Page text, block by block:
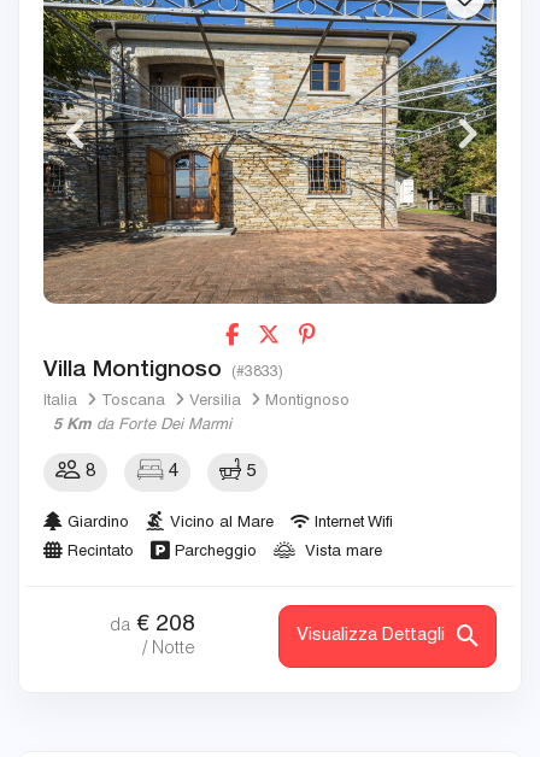
Villa Montignoso (#3833)
Italia Toscana Versilia
Montignoso
5 Km da Forte Dei Marmi
8 4 5
Giardino Vicino al Mare
Internet Wifi
Recintato
Parcheggio Vista mare
da € 208
/ Notte
Visualizza Dettagli